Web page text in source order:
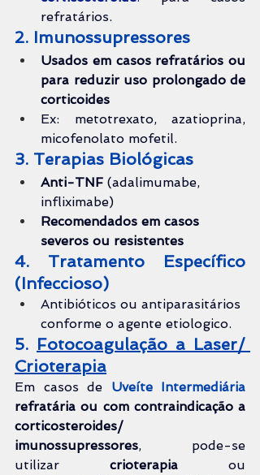
refratários.
2. Imunossupressores
Usados em casos refratários ou
para reduzir uso prolongado de
corticoides
Ex: metotrexato, azatioprina,
micofenolato mofetil.
3. Terapias Biológicas
Anti-TNF (adalimumabe,
infliximabe)
Recomendados em casos
severos ou resistentes
4. Tratamento Específico
(Infeccioso)
Antibióticos ou antiparasitários
conforme o agente etiologico.
5. Fotocoagulação a Laser/
Crioterapia
Em casos de
refratária ou com contraindicação a
corticosteroides/
imunossupressores, pode-se
utilizar crioterapia